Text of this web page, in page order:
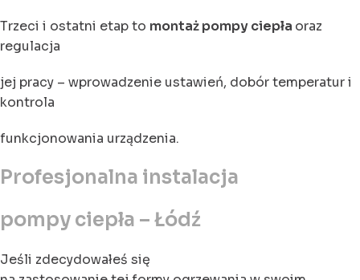
Trzeci i ostatni etap to montaż pompy ciepła oraz
regulacja
jej pracy – wprowadzenie ustawień, dobór temperatur i
kontrola
funkcjonowania urządzenia.
Profesjonalna instalacja
pompy ciepła – Łódź
Jeśli zdecydowałeś się